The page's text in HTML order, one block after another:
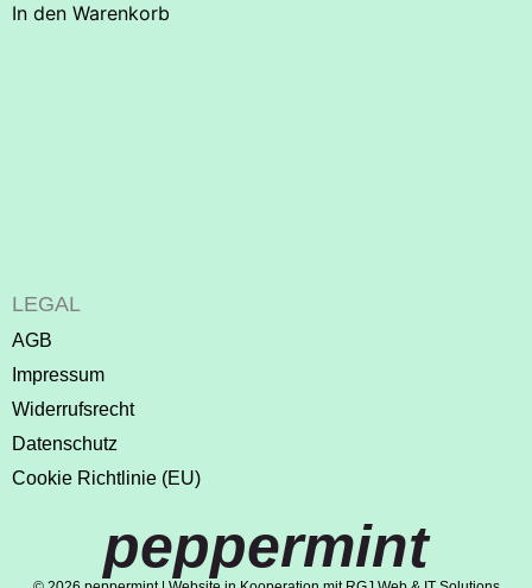
In den Warenkorb
peppermint
LEGAL
AGB
Impressum
Widerrufsrecht
Datenschutz
Cookie Richtlinie (EU)